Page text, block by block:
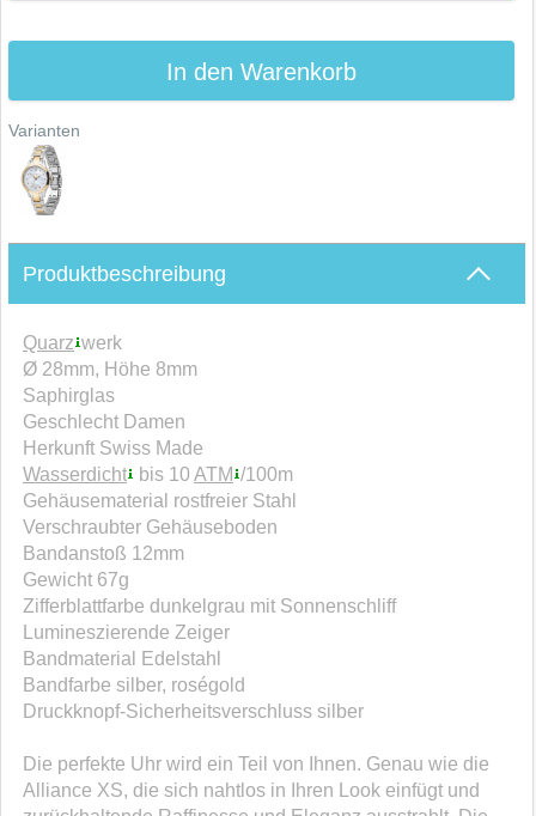
In den Warenkorb
Varianten
Produktbeschreibung
Quarz werk
Ø 28mm, Höhe 8mm
Saphirglas
Geschlecht Damen
Herkunft Swiss Made
Wasserdicht
bis 10 ATM /100m
Gehäusematerial rostfreier Stahl
Verschraubter Gehäuseboden
Bandanstoß 12mm
Gewicht 67g
Zifferblattfarbe dunkelgrau mit Sonnenschliff
Lumineszierende Zeiger
Bandmaterial Edelstahl
Bandfarbe silber, roségold
Druckknopf-Sicherheitsverschluss silber
Die perfekte Uhr wird ein Teil von Ihnen. Genau wie die
Alliance XS, die sich nahtlos in Ihren Look einfügt und